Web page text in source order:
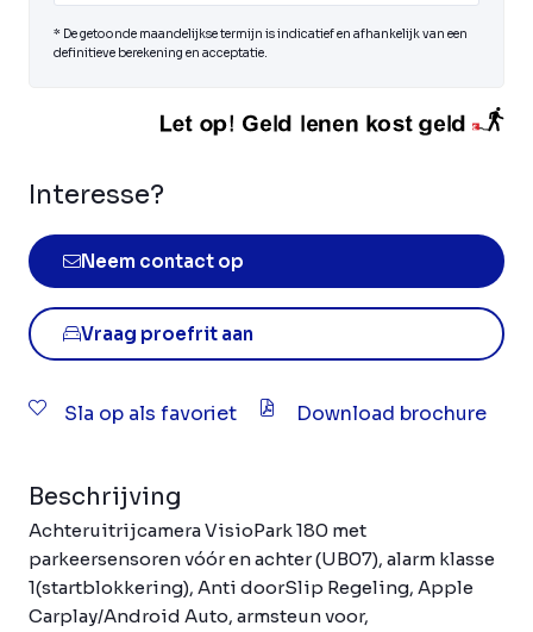
* De getoonde maandelijkse termijn is indicatief en afhankelijk van een
definitieve berekening en acceptatie.
Interesse?
Neem contact op
Vraag proefrit aan
Sla op als favoriet Download brochure
Beschrijving
Achteruitrijcamera VisioPark 180 met
parkeersensoren vóór en achter (UB07), alarm klasse
1(startblokkering), Anti doorSlip Regeling, Apple
Carplay/Android Auto, armsteun voor,